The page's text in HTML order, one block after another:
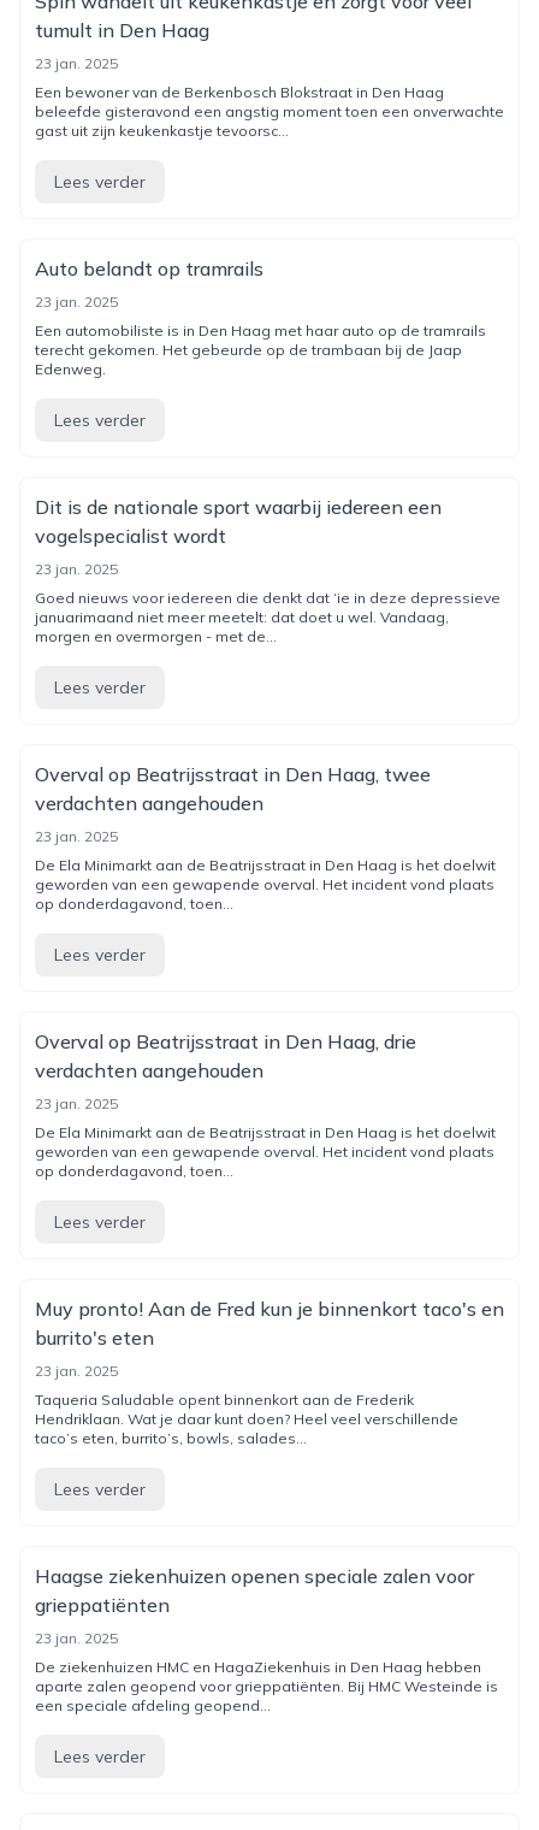
tumult in Den Haag
23 jan. 2025
Een bewoner van de Berkenbosch Blokstraat in Den Haag
beleefde gisteravond een angstig moment toen een onverwachte
gast uit zijn keukenkastje tevoorsc...
Lees verder
Auto belandt op tramrails
23 jan. 2025
Een automobiliste is in Den Haag met haar auto op de tramrails
terecht gekomen. Het gebeurde op de trambaan bij de Jaap
Edenweg.
Lees verder
Dit is de nationale sport waarbij iedereen een
vogelspecialist wordt
23 jan. 2025
Goed nieuws voor iedereen die denkt dat ‘ie in deze depressieve
januarimaand niet meer meetelt: dat doet u wel. Vandaag,
morgen en overmorgen - met de...
Lees verder
Overval op Beatrijsstraat in Den Haag, twee
verdachten aangehouden
23 jan. 2025
De Ela Minimarkt aan de Beatrijsstraat in Den Haag is het doelwit
geworden van een gewapende overval. Het incident vond plaats
op donderdagavond, toen...
Lees verder
Overval op Beatrijsstraat in Den Haag, drie
verdachten aangehouden
23 jan. 2025
De Ela Minimarkt aan de Beatrijsstraat in Den Haag is het doelwit
geworden van een gewapende overval. Het incident vond plaats
op donderdagavond, toen...
Lees verder
Muy pronto! Aan de Fred kun je binnenkort taco's en
burrito's eten
23 jan. 2025
Taqueria Saludable opent binnenkort aan de Frederik
Hendriklaan. Wat je daar kunt doen? Heel veel verschillende
taco’s eten, burrito’s, bowls, salades...
Lees verder
Haagse ziekenhuizen openen speciale zalen voor
grieppatiënten
23 jan. 2025
De ziekenhuizen HMC en HagaZiekenhuis in Den Haag hebben
aparte zalen geopend voor grieppatiënten. Bij HMC Westeinde is
een speciale afdeling geopend...
Lees verder